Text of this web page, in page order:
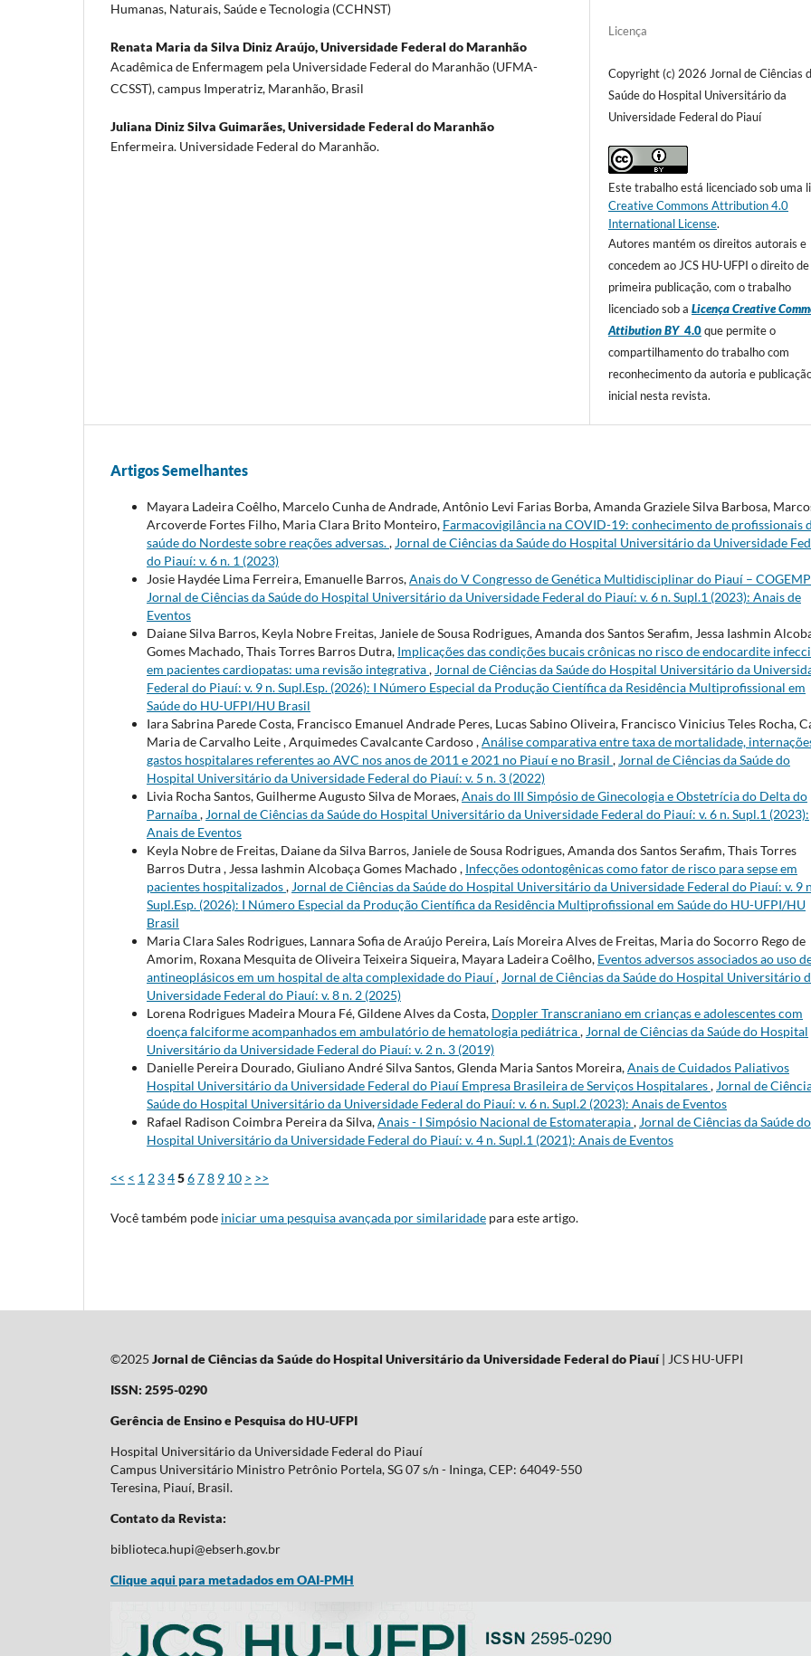
Humanas, Naturais, Saúde e Tecnologia (CCHNST)
Renata Maria da Silva Diniz Araújo,Universidade Federal do Maranhão
Acadêmica de Enfermagem pela Universidade Federal do Maranhão (UFMA-
CCSST), campus Imperatriz, Maranhão, Brasil
Juliana Diniz Silva Guimarães,Universidade Federal do Maranhão
Enfermeira. Universidade Federal do Maranhão.
Licença
Copyright (c) 2026 Jornal de Ciências
Saúde do Hospital Universitário da
Universidade Federal do Piauí
Este trabalho está licenciado sob uma
Creative Commons Attribution 4.0
International License.
Autores mantém os direitos autorais e
concedem ao JCS HU-UFPI o direito de
primeira publicação, com o trabalho
licenciado sob aLicença Creative
Attibution BY4.0que permite o
compartilhamento do trabalho com
reconhecimento da autoria e
inicial nesta revista.
Artigos Semelhantes
Mayara Ladeira Coêlho, Marcelo Cunha de Andrade, Antônio Levi Farias Borba, Amanda Graziele Silva Barbosa,
Arcoverde Fortes Filho, Maria Clara Brito Monteiro, Farmacovigilância na COVID-19: conhecimento de profissionais
saúde do Nordeste sobre reações adversas., Jornal de Ciências da Saúde do Hospital Universitário da Universidade
do Piauí: v. 6 n. 1 (2023)
Josie Haydée Lima Ferreira, Emanuelle Barros,Anais do V Congresso de Genética Multidisciplinar do Piauí –
Jornal de Ciências da Saúde do Hospital Universitário da Universidade Federal do Piauí: v. 6 n. Supl.1 (2023): Anais de
Eventos
Daiane Silva Barros, Keyla Nobre Freitas, Janiele de Sousa Rodrigues, Amanda dos Santos Serafim, Jessa Iashmin
Gomes Machado, Thais Torres Barros Dutra, Implicações das condições bucais crônicas no risco de endocardite
em pacientes cardiopatas: uma revisão integrativa, Jornal de Ciências da Saúde do Hospital Universitário da
Federal do Piauí: v. 9 n. Supl.Esp. (2026): I Número Especial da Produção Científica da Residência Multiprofissional em
Saúde do HU-UFPI/HU Brasil
Iara Sabrina Parede Costa, Francisco Emanuel Andrade Peres, Lucas Sabino Oliveira, Francisco Vinicius Teles Rocha,
Maria de Carvalho Leite , Arquimedes Cavalcante Cardoso ,Análise comparativa entre taxa de mortalidade,
gastos hospitalares referentes ao AVC nos anos de 2011 e 2021 no Piauí e no Brasil , Jornal de Ciências da Saúde do
Hospital Universitário da Universidade Federal do Piauí: v. 5 n. 3 (2022)
Livia Rocha Santos, Guilherme Augusto Silva de Moraes,Anais do III Simpósio de Ginecologia e Obstetrícia do Delta do
Parnaíba, Jornal de Ciências da Saúde do Hospital Universitário da Universidade Federal do Piauí: v. 6 n. Supl.1 (2023):
Anais de Eventos
Keyla Nobre de Freitas, Daiane da Silva Barros, Janiele de Sousa Rodrigues, Amanda dos Santos Serafim, Thais Torres
Barros Dutra , Jessa Iashmin Alcobaça Gomes Machado , Infecções odontogênicas como fator de risco para sepse em
pacientes hospitalizados, Jornal de Ciências da Saúde do Hospital Universitário da Universidade Federal do Piauí: v. 9
Supl.Esp. (2026): I Número Especial da Produção Científica da Residência Multiprofissional em Saúde do HU-UFPI/HU
Brasil
Maria Clara Sales Rodrigues, Lannara Sofia de Araújo Pereira, Laís Moreira Alves de Freitas, Maria do Socorro Rego de
Amorim, Roxana Mesquita de Oliveira Teixeira Siqueira, Mayara Ladeira Coêlho, Eventos adversos associados ao uso
antineoplásicos em um hospital de alta complexidade do Piauí, Jornal de Ciências da Saúde do Hospital Universitário
Universidade Federal do Piauí: v. 8 n. 2 (2025)
Lorena Rodrigues Madeira Moura Fé, Gildene Alves da Costa, Doppler Transcraniano em crianças e adolescentes com
doença falciforme acompanhados em ambulatório de hematologia pediátrica, Jornal de Ciências da Saúde do Hospital
Universitário da Universidade Federal do Piauí: v. 2 n. 3 (2019)
Danielle Pereira Dourado, Giuliano André Silva Santos, Glenda Maria Santos Moreira,Anais de Cuidados Paliativos
Hospital Universitário da Universidade Federal do Piauí Empresa Brasileira de Serviços Hospitalares, Jornal de
Saúde do Hospital Universitário da Universidade Federal do Piauí: v. 6 n. Supl.2 (2023): Anais de Eventos
Rafael Radison Coimbra Pereira da Silva,Anais - I Simpósio Nacional de Estomaterapia, Jornal de Ciências da Saúde do
Hospital Universitário da Universidade Federal do Piauí: v. 4 n. Supl.1 (2021): Anais de Eventos
<< < 1 2 345678 9 10 > >>
Você também pode iniciar uma pesquisa avançada por similaridade para este artigo.
©2025 Jornal de Ciências da Saúde do Hospital Universitário da Universidade Federal do Piauí| JCS HU-UFPI
ISSN: 2595-0290
Gerência de Ensino e Pesquisa do HU-UFPI
Hospital Universitário da Universidade Federal do Piauí
Campus Universitário Ministro Petrônio Portela, SG 07 s/n - Ininga, CEP: 64049-550
Teresina, Piauí, Brasil.
Contato da Revista:
biblioteca.hupi@ebserh.gov.br
Clique aqui para metadados em OAI-PMH